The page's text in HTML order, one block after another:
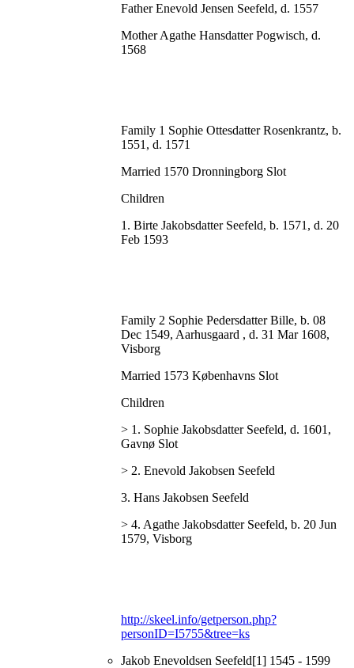
Father Enevold Jensen Seefeld, d. 1557
Mother Agathe Hansdatter Pogwisch, d.
1568
Family 1 Sophie Ottesdatter Rosenkrantz, b.
1551, d. 1571
Married 1570 Dronningborg Slot
Children
1. Birte Jakobsdatter Seefeld, b. 1571, d. 20
Feb 1593
Family 2 Sophie Pedersdatter Bille, b. 08
Dec 1549, Aarhusgaard , d. 31 Mar 1608,
Visborg
Married 1573 Københavns Slot
Children
> 1. Sophie Jakobsdatter Seefeld, d. 1601,
Gavnø Slot
> 2. Enevold Jakobsen Seefeld
3. Hans Jakobsen Seefeld
> 4. Agathe Jakobsdatter Seefeld, b. 20 Jun
1579, Visborg
http://skeel.info/getperson.php?
personID=I5755&tree=ks
Jakob Enevoldsen Seefeld[1] 1545 - 1599